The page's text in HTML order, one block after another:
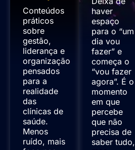
Conteúdos
práticos
sobre
gestão,
liderança e
organização
pensados
para a
realidade
das
clínicas de
saúde.
Menos
ruído, mais
haver
espaço
para o “um
dia vou
fazer” e
começa o
“vou fazer
agora”. É o
momento
em que
percebe
que não
precisa de
saber tudo,